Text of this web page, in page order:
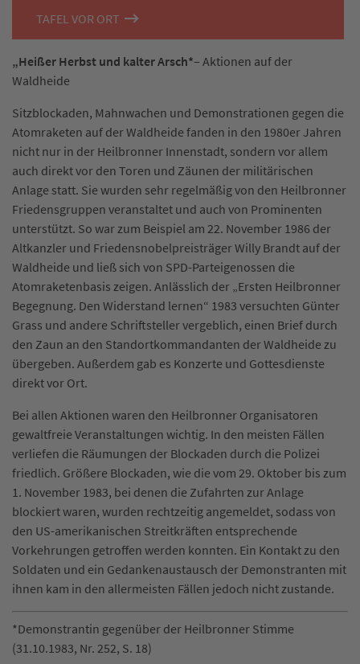
„Heißer Herbst und kalter Arsch*– Aktionen auf der
Waldheide
Sitzblockaden, Mahnwachen und Demonstrationen gegen die
Atomraketen auf der Waldheide fanden in den 1980er Jahren
nicht nur in der Heilbronner Innenstadt, sondern vor allem
auch direkt vor den Toren und Zäunen der militärischen
Anlage statt. Sie wurden sehr regelmäßig von den Heilbronner
Friedensgruppen veranstaltet und auch von Prominenten
unterstützt. So war zum Beispiel am 22. November 1986 der
Altkanzler und Friedensnobelpreisträger Willy Brandt auf der
Waldheide und ließ sich von SPD-Parteigenossen die
Atomraketenbasis zeigen. Anlässlich der „Ersten Heilbronner
Begegnung. Den Widerstand lernen“ 1983 versuchten Günter
Grass und andere Schriftsteller vergeblich, einen Brief durch
den Zaun an den Standortkommandanten der Waldheide zu
übergeben. Außerdem gab es Konzerte und Gottesdienste
direkt vor Ort.
Bei allen Aktionen waren den Heilbronner Organisatoren
gewaltfreie Veranstaltungen wichtig. In den meisten Fällen
verliefen die Räumungen der Blockaden durch die Polizei
friedlich. Größere Blockaden, wie die vom 29. Oktober bis zum
1. November 1983, bei denen die Zufahrten zur Anlage
blockiert waren, wurden rechtzeitig angemeldet, sodass von
den US-amerikanischen Streitkräften entsprechende
Vorkehrungen getroffen werden konnten. Ein Kontakt zu den
Soldaten und ein Gedankenaustausch der Demonstranten mit
ihnen kam in den allermeisten Fällen jedoch nicht zustande.
*Demonstrantin gegenüber der Heilbronner Stimme
(31.10.1983, Nr. 252, S. 18)
TAFEL VOR ORT